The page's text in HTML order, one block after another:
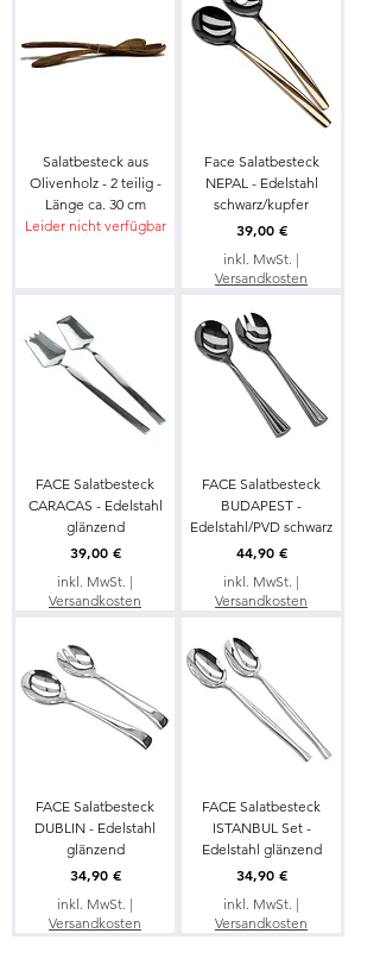
Salatbesteck aus
Olivenholz - 2 teilig -
Länge ca. 30 cm
Leider nicht verfügbar
Face Salatbesteck
NEPAL - Edelstahl
schwarz/kupfer
Preis
39,00 €
inkl. MwSt. |
Versandkosten
FACE Salatbesteck
CARACAS - Edelstahl
glänzend
Preis
39,00 €
inkl. MwSt. |
Versandkosten
FACE Salatbesteck
BUDAPEST -
Edelstahl/PVD schwarz
Preis
44,90 €
inkl. MwSt. |
Versandkosten
FACE Salatbesteck
DUBLIN - Edelstahl
glänzend
Preis
34,90 €
inkl. MwSt. |
Versandkosten
FACE Salatbesteck
ISTANBUL Set -
Edelstahl glänzend
Preis
34,90 €
inkl. MwSt. |
Versandkosten